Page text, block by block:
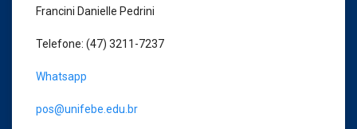
Francini Danielle Pedrini
Telefone: (47) 3211-7237
Whatsapp
pos@unifebe.edu.br